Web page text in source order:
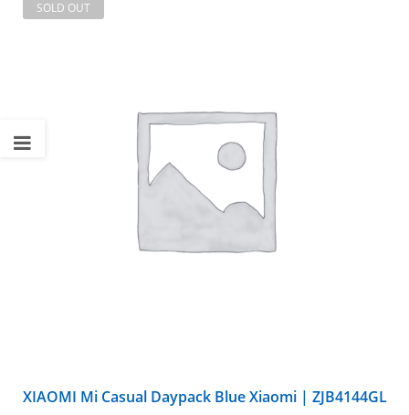
SOLD OUT
XIAOMI Mi Casual Daypack Blue Xiaomi | ZJB4144GL